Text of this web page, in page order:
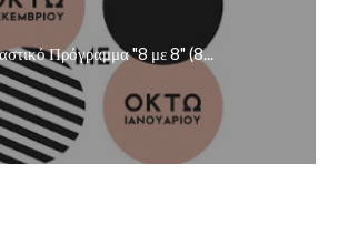
Πρόγραμμα "8 με 8" (8...